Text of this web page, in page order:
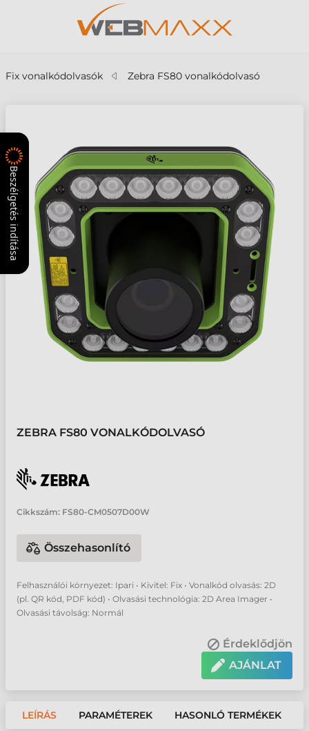
Fix vonalkódolvasók Zebra FS80 vonalkódolvasó
ZEBRA FS80 VONALKÓDOLVASÓ
Cikkszám: FS80-CM0507D00W
Összehasonlító
Felhasználói környezet: Ipari • Kivitel: Fix • Vonalkód olvasás: 2D
(pl. QR kód, PDF kód) • Olvasási technológia: 2D Area Imager •
Olvasási távolság: Normál
Érdeklődjön
AJÁNLAT
LEÍRÁS PARAMÉTEREK HASONLÓ TERMÉKEK
Beszélgetés indítása